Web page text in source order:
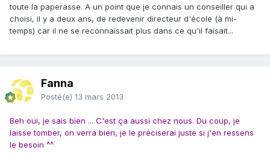
toute la paperasse. A un point que je connais un conseiller qui a
choisi, il y a deux ans, de redevenir directeur d'école (à mi-
temps) car il ne se reconnaissait plus dans ce qu'il faisait...
Fanna
Posté(e) 13 mars 2013
Beh oui, je sais bien ... C'est ça aussi chez nous. Du coup, je
laisse tomber, on verra bien, je le préciserai juste si j'en ressens
le besoin ^^